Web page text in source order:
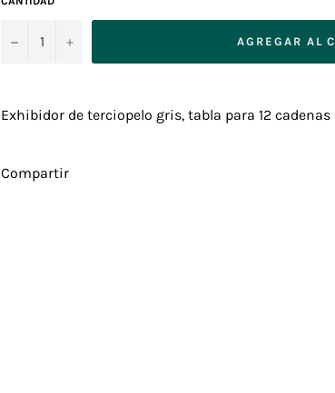
− + AGREGAR AL
Exhibidor de terciopelo gris, tabla para 12
Compartir